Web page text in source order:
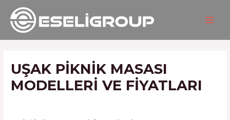
İçeriğe
atla
UŞAK PIKNIK MASASI
MODELLERI VE FIYATLARI
Yazı
gezinmesi